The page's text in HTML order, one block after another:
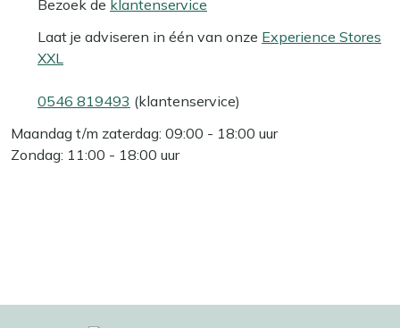
Bezoek de klantenservice
Laat je adviseren in één van onze Experience Stores
XXL
0546 819493 (klantenservice)
Maandag t/m zaterdag: 09:00 - 18:00 uur
Zondag: 11:00 - 18:00 uur